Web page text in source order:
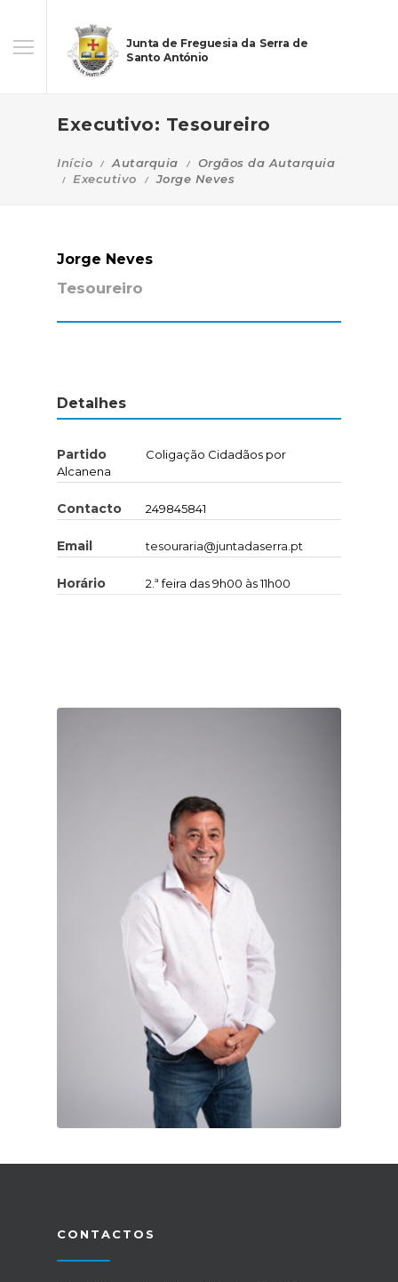
Junta de Freguesia da Serra de
Santo António
Executivo: Tesoureiro
Início Autarquia
Orgãos da Autarquia
Executivo
Jorge Neves
Jorge Neves
Tesoureiro
Detalhes
Partido
Coligação Cidadãos por
Alcanena
Contacto 249845841
Email tesouraria@juntadaserra.pt
Horário 2.ª feira das 9h00 às 11h00
CONTACTOS